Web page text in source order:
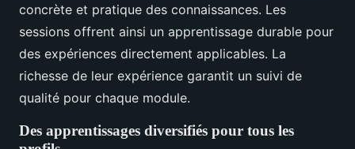
concrète et pratique des connaissances. Les
sessions offrent ainsi un apprentissage durable pour
des expériences directement applicables. La
richesse de leur expérience garantit un suivi de
qualité pour chaque module.
Des apprentissages diversifiés pour tous les